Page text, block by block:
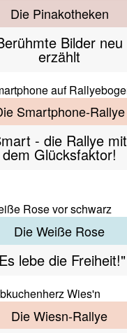
Die Pinakotheken
Bilder neu
erzählt
Smartphone-Rallye
- die Rallye mit
dem Glücksfaktor!
Die Weiße Rose
lebe die Freiheit!"
Die Wiesn-Rallye